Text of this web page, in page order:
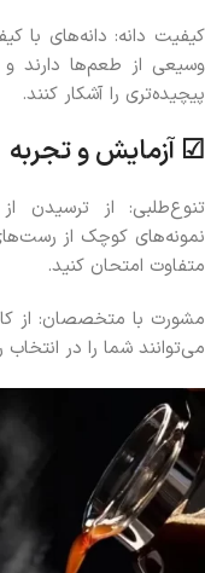
کیفیت دانه: دانه‌های با
وسیعی از طعم‌ها دارند
پیچیده‌تری را آشکار کنند.
☑ آزمایش و تجربه
تنوع‌طلبی: از ترسیدن
نمونه‌های کوچک از
متفاوت امتحان کنید.
مشورت با متخصصان: از
می‌توانند شما را در